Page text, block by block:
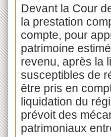
Devant la Cour
la prestation
compte, pour
patrimoine
revenu, après la
susceptibles de
être pris en
liquidation du
prévoit des
patrimoniaux